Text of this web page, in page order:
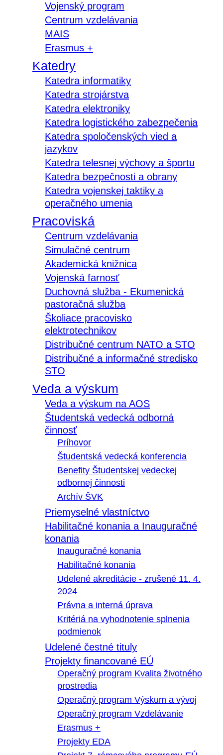
Vojenský program
Centrum vzdelávania
MAIS
Erasmus +
Katedry
Katedra informatiky
Katedra strojárstva
Katedra elektroniky
Katedra logistického zabezpečenia
Katedra spoločenských vied a
jazykov
Katedra telesnej výchovy a športu
Katedra bezpečnosti a obrany
Katedra vojenskej taktiky a
operačného umenia
Pracoviská
Centrum vzdelávania
Simulačné centrum
Akademická knižnica
Vojenská farnosť
Duchovná služba - Ekumenická
pastoračná služba
Školiace pracovisko
elektrotechnikov
Distribučné centrum NATO a STO
Distribučné a informačné stredisko
STO
Veda a výskum
Veda a výskum na AOS
Študentská vedecká odborná
činnosť
Príhovor
Študentská vedecká konferencia
Benefity Študentskej vedeckej
odbornej činnosti
Archív ŠVK
Priemyselné vlastníctvo
Habilitačné konania a Inauguračné
konania
Inauguračné konania
Habilitačné konania
Udelené akreditácie - zrušené 11. 4.
2024
Právna a interná úprava
Kritériá na vyhodnotenie splnenia
podmienok
Udelené čestné tituly
Projekty financované EÚ
Operačný program Kvalita životného
prostredia
Operačný program Výskum a vývoj
Operačný program Vzdelávanie
Erasmus +
Projekty EDA